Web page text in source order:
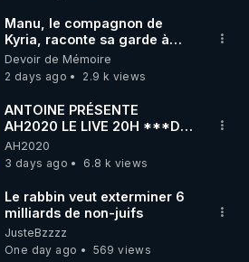
son corps, c’est la
n’est pas une méthode
progressive, lucide. Un
construire une santé
invitation
si cette fois, c’était pour de
Manu, le compagnon de
Kyria, raconte sa garde à
vue musclée. PARTAGEZ!
Devoir de Mémoire
2 days ago
2.9 k views
ANTOINE PRÉSENTE
AH2020 LE LIVE 20H ***DU
06/08/2026***
AH2020
3 days ago
6.8 k views
Le rabbin veut exterminer 6
milliards de non-juifs
JusteBzzzz
One day ago
569 views